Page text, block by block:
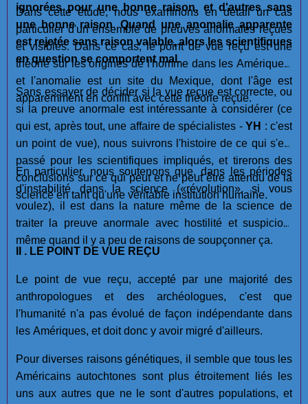
ignorées pour une bonne raison, et d'autres sans
une bonne raison.Quand une anomalie apparente
est rejetée sans raison valable, alors les scientifiques
en question se comportent mal.
Dans cette étude, nous examinons en détail un cas
particulier d'un ensemble de preuves anormales reçues
et visibles. Dans ce cas, le point de vue reçu est une
théorie sur les origines de l'homme dans les Amériques,
et l'anomalie est un site du Mexique, dont l'âge est
apparemment en conflit avec cette théorie reçue.
Sans essayer de décider si la vue reçue est correcte, ou
si la preuve anormale est intéressante à considérer (ce
qui est, après tout, une affaire de spécialistes - YH : c'est
un point de vue), nous suivrons l'histoire de ce qui s'est
passé pour les scientifiques impliqués, et tirerons des
conclusions sur ce qui peut et ne peut être attendu de la
science en tant qu'une véritable institution humaine.
En particulier, nous soutenons que, dans les périodes
d'instabilité dans la science («révolution», si vous
voulez), il est dans la nature même de la science de
traiter la preuve anormale avec hostilité et suspicion,
même quand il y a peu de raisons de soupçonner ça.
II . LE POINT DE VUE REÇU
Le point de vue reçu, accepté par une majorité des
anthropologues et des archéologues, c'est que
l'humanité n'a pas évolué de façon indépendante dans
les Amériques, et doit donc y avoir migré d'ailleurs.
Pour diverses raisons génétiques, il semble que tous les
Américains autochtones sont plus étroitement liés les
uns aux autres que ne le sont d'autres populations, et